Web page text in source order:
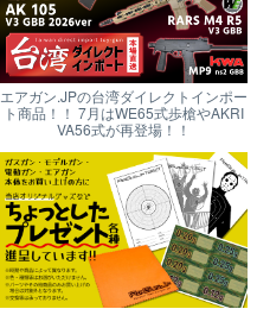
エアガン.JPの台湾ダイレクトインポー
ト商品！！ 7月はWE65式歩槍やAKRI
VA56式が再登場！！